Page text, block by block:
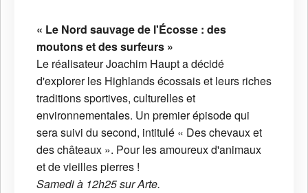
« Le Nord sauvage de l'Écosse : des
moutons et des surfeurs »
Le réalisateur Joachim Haupt a décidé
d'explorer les Highlands écossais et leurs riches
traditions sportives, culturelles et
environnementales. Un premier épisode qui
sera suivi du second, intitulé « Des chevaux et
des châteaux ». Pour les amoureux d'animaux
et de vieilles pierres !
Samedi à 12h25 sur Arte.